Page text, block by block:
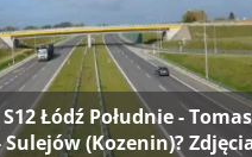
Łódź Południe -
(Kozenin)?